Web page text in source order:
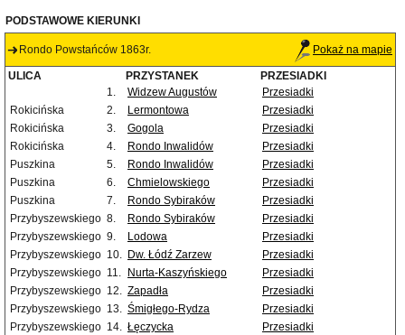
PODSTAWOWE KIERUNKI
Rondo Powstańców 1863r. Pokaż na mapie
ULICA PRZYSTANEK
PRZESIADKI
1.
Widzew Augustów
Przesiadki
Rokicińska
2. Lermontowa
Przesiadki
Rokicińska
3. Gogola
Przesiadki
Rokicińska
4. Rondo Inwalidów
Przesiadki
Puszkina
5. Rondo Inwalidów
Przesiadki
Puszkina
6. Chmielowskiego
Przesiadki
Puszkina
7. Rondo Sybiraków
Przesiadki
Przybyszewskiego 8. Rondo Sybiraków
Przesiadki
Przybyszewskiego 9. Lodowa
Przesiadki
Przybyszewskiego 10. Dw. Łódź Zarzew
Przesiadki
Przybyszewskiego 11. Nurta-Kaszyńskiego
Przesiadki
Przybyszewskiego 12. Zapadła
Przesiadki
Przybyszewskiego 13. Śmigłego-Rydza
Przesiadki
Przybyszewskiego 14. Łęczycka
Przesiadki